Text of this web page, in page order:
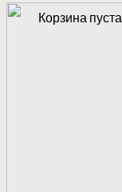
Корзина пуста.